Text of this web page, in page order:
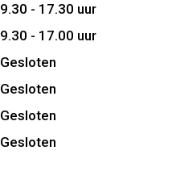
9.30 - 17.30 uur
9.30 - 17.00 uur
Gesloten
Gesloten
Gesloten
Gesloten